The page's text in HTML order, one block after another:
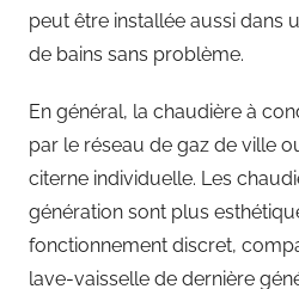
peut être installée aussi dans
de bains sans problème.
En général, la chaudière à
par le réseau de gaz de ville
citerne individuelle. Les
génération sont plus
fonctionnement discret,
lave-vaisselle de dernière